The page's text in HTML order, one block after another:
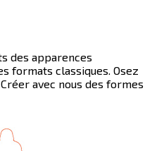
des apparences
formats classiques. Osez
avec nous des formes